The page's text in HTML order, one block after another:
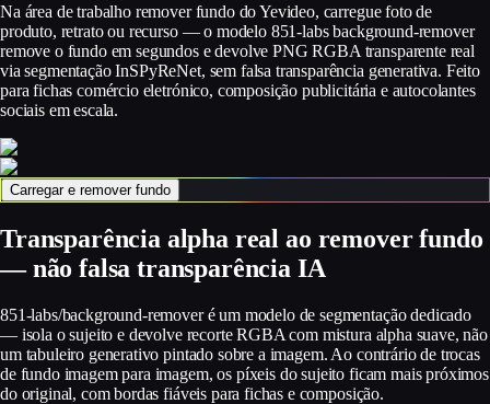
Na área de trabalho remover fundo do Yevideo, carregue foto de
produto, retrato ou recurso — o modelo 851-labs background-remover
remove o fundo em segundos e devolve PNG RGBA transparente real
via segmentação InSPyReNet, sem falsa transparência generativa. Feito
para fichas comércio eletrónico, composição publicitária e autocolantes
sociais em escala.
Carregar e remover fundo
Transparência alpha real ao remover fundo
— não falsa transparência IA
851-labs/background-remover é um modelo de segmentação dedicado
— isola o sujeito e devolve recorte RGBA com mistura alpha suave, não
um tabuleiro generativo pintado sobre a imagem. Ao contrário de trocas
de fundo imagem para imagem, os píxeis do sujeito ficam mais próximos
do original, com bordas fiáveis para fichas e composição.